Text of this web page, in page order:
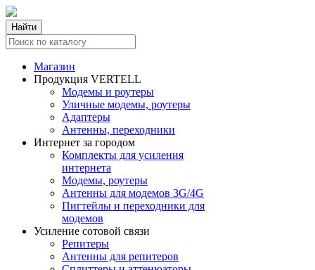
Найти
Магазин
Продукция VERTELL
Модемы и роутеры
Уличные модемы, роутеры
Адаптеры
Антенны, переходники
Интернет за городом
Комплекты для усиления
интернета
Модемы, роутеры
Антенны для модемов 3G/4G
Пигтейлы и переходники для
модемов
Усиление сотовой связи
Репитеры
Антенны для репитеров